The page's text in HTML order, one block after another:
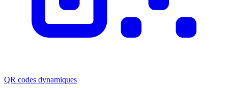
QR codes dynamiques